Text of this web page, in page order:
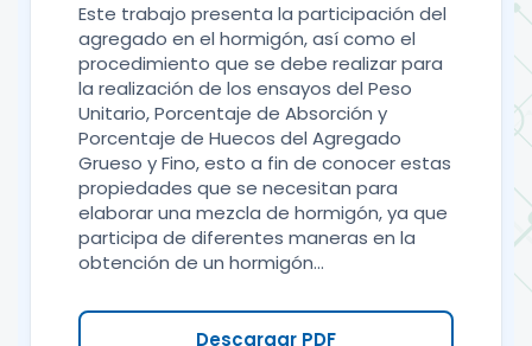
Este trabajo presenta la participación del
agregado en el hormigón, así como el
procedimiento que se debe realizar para
la realización de los ensayos del Peso
Unitario, Porcentaje de Absorción y
Porcentaje de Huecos del Agregado
Grueso y Fino, esto a fin de conocer estas
propiedades que se necesitan para
elaborar una mezcla de hormigón, ya que
participa de diferentes maneras en la
obtención de un hormigón...
Descargar PDF